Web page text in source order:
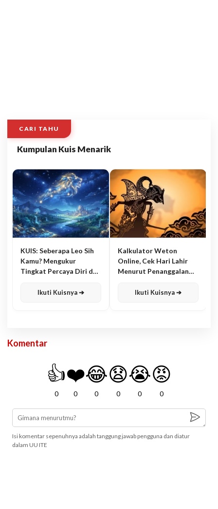
CARI TAHU
Kumpulan Kuis Menarik
KUIS: Seberapa Leo Sih
Kamu? Mengukur
Tingkat Percaya Diri dan
Ikuti Kuisnya ➔
Kalkulator Weton
Online, Cek Hari Lahir
Menurut Penanggalan
Ikuti Kuisnya ➔
Komentar
👍
0
❤️
0
😂
0
😧
0
😭
0
😡
0
Isi komentar sepenuhnya adalah tanggung jawab pengguna dan diatur
dalam UU ITE